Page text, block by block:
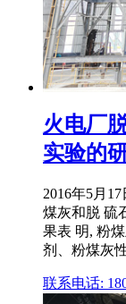
火电厂
实验的
2016年5月
煤灰和脱 硫
果表 明, 粉
剂、粉煤灰
联系电话: